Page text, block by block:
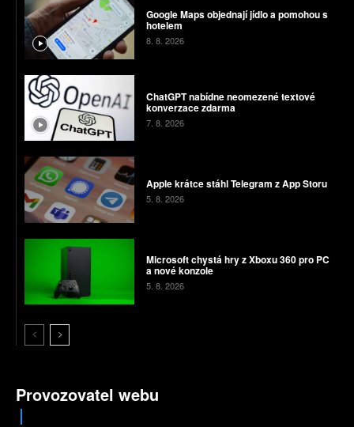
Google Maps objednají jídlo a pomohou s
hotelem
8. 8. 2026
ChatGPT nabídne neomezené textové
konverzace zdarma
7. 8. 2026
Apple krátce stáhl Telegram z App Storu
5. 8. 2026
Microsoft chystá hry z Xboxu 360 pro PC
a nové konzole
5. 8. 2026
Provozovatel webu